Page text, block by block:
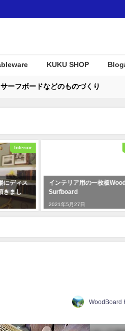
KUKU SHOP
ーフボードなどのものづくり
Interior
にディス
きまし
インテリア用の一枚板
Surfboard
2021年5月27日
WoodBoard